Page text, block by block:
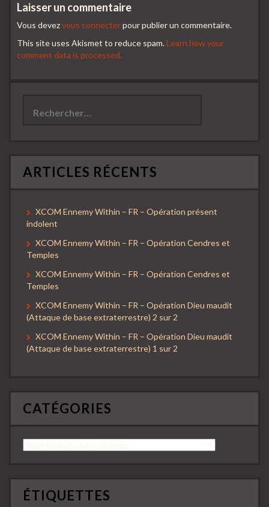
Laisser un commentaire
Vous devezvous connecterpour publier un commentaire.
This site uses Akismet to reduce spam.Learn how your
comment data is processed.
ARTICLES RÉCENTS
XCOM Ennemy Within – FR – Opération présent
indolent
XCOM Ennemy Within – FR – Opération Cendres et
Temples
XCOM Ennemy Within – FR – Opération Cendres et
Temples
XCOM Ennemy Within – FR – Opération Dieu maudit
(Attaque de base extraterrestre) 2 sur 2
XCOM Ennemy Within – FR – Opération Dieu maudit
(Attaque de base extraterrestre) 1 sur 2
CATÉGORIES
Catégories
ÉTIQUETTES